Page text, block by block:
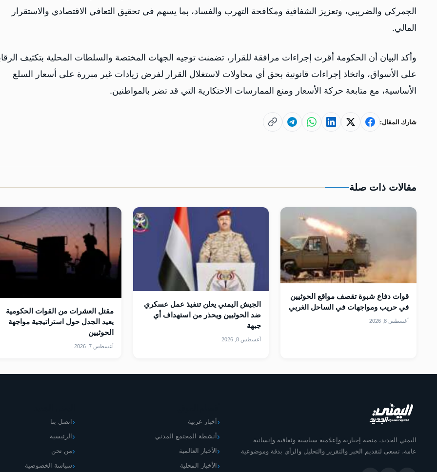
الجمركي والضريبي، وتعزيز الشفافية ومكافحة التهرب والفساد، بما يسهم في تحقيق التعافي الاقتصادي والاستقرار
المالي.
وأكد البيان أن الحكومة أقرت إجراءات مرافقة للقرار، تضمنت توجيه الجهات المختصة والسلطات المحلية بتكثيف
على الأسواق، واتخاذ إجراءات قانونية بحق أي محاولات لاستغلال القرار لفرض زيادات غير مبررة على أسعار السلع
الأساسية، مع متابعة حركة الأسعار ومنع الممارسات الاحتكارية التي قد تضر بالمواطنين.
شارك المقال:
مقالات ذات صلة
قوات دفاع شبوة تقصف مواقع الحوثيين
في حريب ومواجهات في الساحل الغربي
أغسطس 8, 2026
الجيش اليمني يعلن تنفيذ عمل عسكري
ضد الحوثيين ويحذر من استهداف أي
جبهة
أغسطس 8, 2026
مقتل العشرات من القوات الحكومية
يعيد الجدل حول استراتيجية مواجهة
الحوثيين
أغسطس 7, 2026
اليمني الجديد، منصة إخبارية وإعلامية سياسية وثقافية وإنسانية
عامة، تسعى لتقديم الخبر والتقرير والتحليل والرأي بدقة وموضوعية
أخبار عربية
أنشطة المجتمع المدني
الأخبار العالمية
الأخبار المحلية
اتصل بنا
الرئيسية
من نحن
سياسة الخصوصية